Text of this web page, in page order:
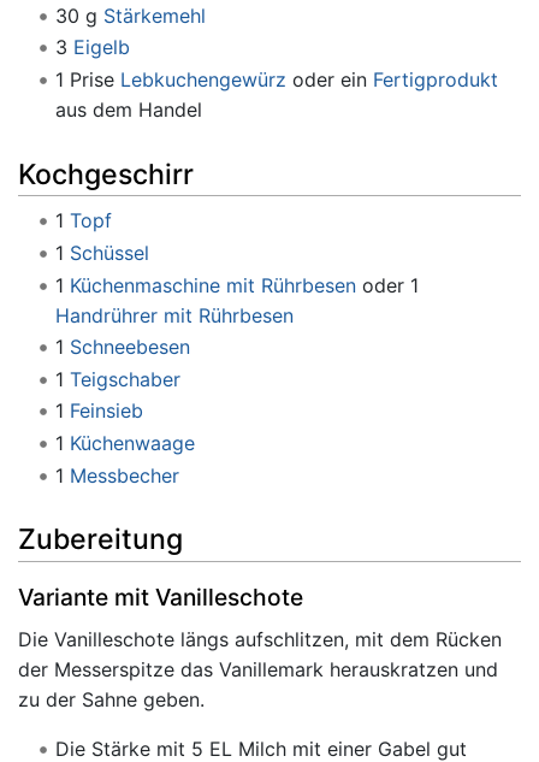
30 g Stärkemehl
3 Eigelb
1 Prise Lebkuchengewürz oder ein Fertigprodukt
aus dem Handel
Kochgeschirr
1 Topf
1 Schüssel
1 Küchenmaschine mit Rührbesenoder 1
Handrührer mit Rührbesen
1 Schneebesen
1 Teigschaber
1 Feinsieb
1 Küchenwaage
1 Messbecher
Zubereitung
Variante mit Vanilleschote
Die Vanilleschote längs aufschlitzen, mit dem Rücken
der Messerspitze das Vanillemark herauskratzen und
zu der Sahne geben.
Die Stärke mit 5 EL Milch mit einer Gabel gut